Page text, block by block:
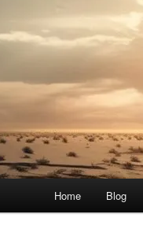
Home Blog